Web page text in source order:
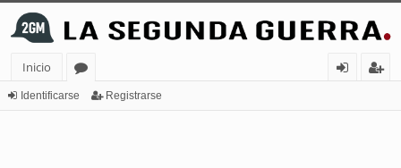
Inicio
or
Identificarse Registrarse